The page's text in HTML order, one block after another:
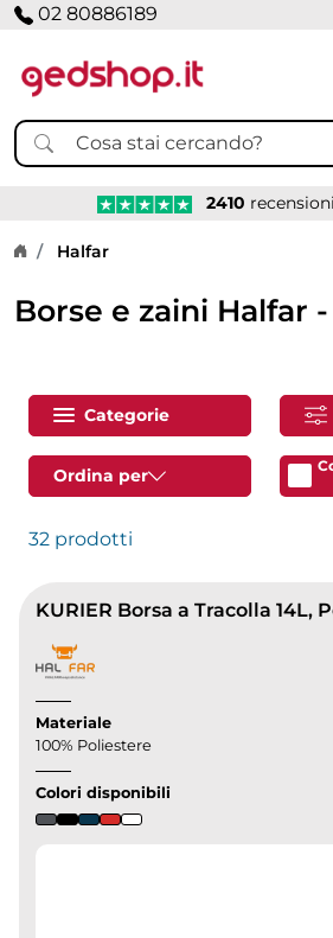
02 80886189
2410 recensioni
Home page
Halfar
Borse e zaini Halfar
Categorie
Ordina per
32 prodotti
Materiale
100% Poliestere
Colori disponibili